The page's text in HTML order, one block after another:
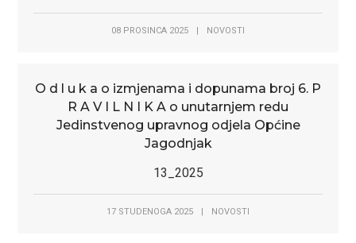
08 PROSINCA 2025 | NOVOSTI
O d l u k a o izmjenama i dopunama broj 6. P
R A V I L N I K A o unutarnjem redu
Jedinstvenog upravnog odjela Općine
Jagodnjak
13_2025
17 STUDENOGA 2025 | NOVOSTI